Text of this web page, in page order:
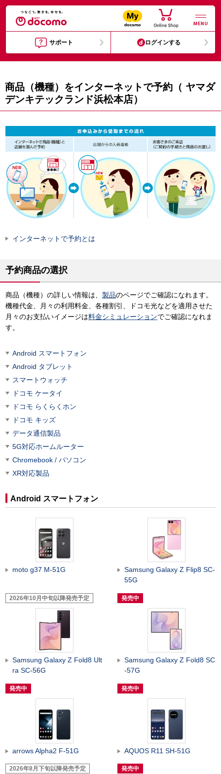
MENU
サポート ログインする
商品（機種）をインターネットで予約（ ヤマダ
デンキテックランド浜松本店）
インターネットで予約とは
予約商品の選択
商品（機種）の詳しい情報は、 製品のページでご確認になれます。
機種代金、月々の利用料金、各種割引、ドコモ光などを適用させた
月々のお支払いイメージは料金シミュレーションでご確認になれま
す。
Android スマートフォン
Android タブレット
スマートウォッチ
ドコモ ケータイ
ドコモ らくらくホン
ドコモ キッズ
データ通信製品
5G対応ホームルーター
Chromebook / パソコン
XR対応製品
Android スマートフォン
moto g37 M-51G
2026年10月中旬以降発売予定
Samsung Galaxy Z Flip8 SC-
55G
発売中
Samsung Galaxy Z Fold8 Ult
ra SC-56G
発売中
Samsung Galaxy Z Fold8 SC
-57G
発売中
arrows Alpha2 F-51G
2026年8月下旬以降発売予定
AQUOS R11 SH-51G
発売中